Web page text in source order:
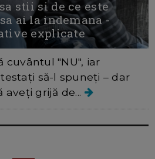
stii si de ce este
ai la indemana -
explicate
cuvântul "NU", iar
să-l spuneți – dar
grijă de...